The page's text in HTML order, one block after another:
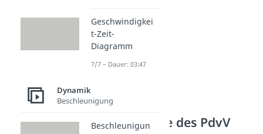
Schreibweise des PdvV
Geschwindigkei
t-Zeit-
Diagramm
7/7 – Dauer: 03:47
Dynamik
Beschleunigung
Beschleunigun